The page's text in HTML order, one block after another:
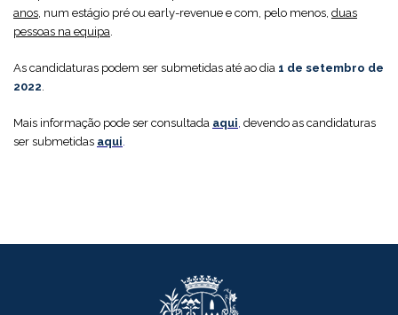
anos , num estágio pré ou early-revenue e com, pelo menos, duas
pessoas na equipa
As candidaturas podem ser submetidas até ao dia 1 de setembro de
2022
Mais informação pode ser consultada aqui devendo as candidaturas
ser submetidas aqui